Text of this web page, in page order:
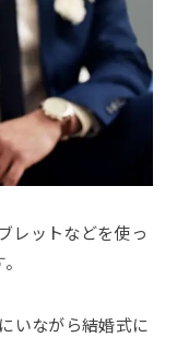
レットなどを使っ
いながら結婚式に